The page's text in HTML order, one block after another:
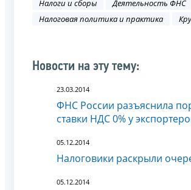
Налоги и сборы Деятельность ФНС
Налоговая политика и практика
Новости на эту тему:
23.03.2014
ФНС России разъяснила
ставки НДС 0% у
05.12.2014
Налоговики раскрыли
05.12.2014